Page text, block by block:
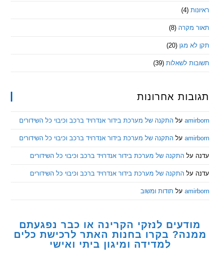
(8)
מגן (20)
לשאלות (39)
אחרונות
עלהתקנה של מערכת בידור אנדרויד ברכב וכיבוי כל השידורים
עלהתקנה של מערכת בידור אנדרויד ברכב וכיבוי כל השידורים
התקנה של מערכת בידור אנדרויד ברכב וכיבוי כל השידורים
התקנה של מערכת בידור אנדרויד ברכב וכיבוי כל השידורים
עלתודות ומשוב
לנזקי הקרינה או כבר נפגעתם
בקרו בחנות האתר לרכישת כלים
למדידה ומיגון ביתי ואישי